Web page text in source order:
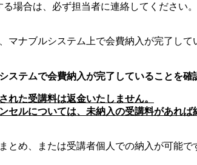
場合は、必ず担当者に連絡してください。
マナブルシステム上で会費納入が完了し
ステムで会費納入が完了していることを確
れた受講料は返金いたしません。
セルについては、未納入の受講料があれば
とめ、または受講者個人での納入が可能